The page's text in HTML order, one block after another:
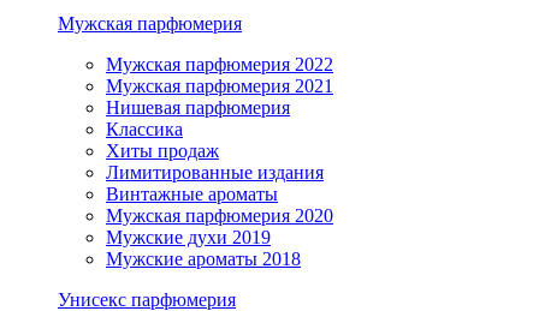
Мужская парфюмерия
Мужская парфюмерия 2022
Мужская парфюмерия 2021
Нишевая парфюмерия
Классика
Хиты продаж
Лимитированные издания
Винтажные ароматы
Мужская парфюмерия 2020
Мужские духи 2019
Мужские ароматы 2018
Унисекс парфюмерия